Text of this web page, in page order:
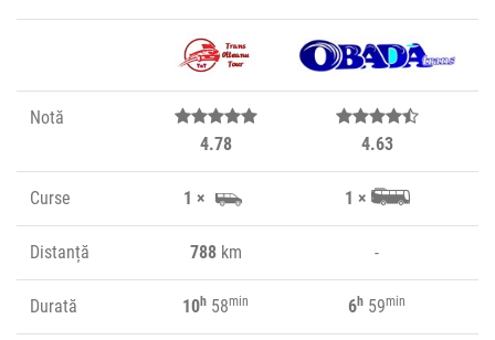
Notă
4.78
4.63
Curse 1 × 1 ×
Distanță 788km -
Durată 10h 58min 6h 59min